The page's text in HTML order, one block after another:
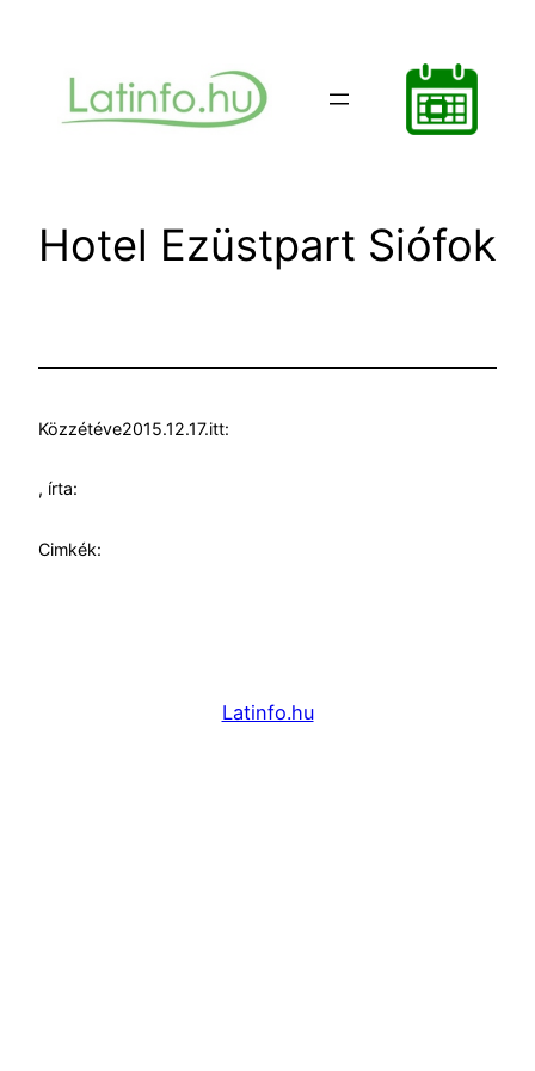
tartalomhoz
Hotel Ezüstpart Siófok
Közzétéve2015.12.17.itt:
, írta:
Cimkék:
Latinfo.hu